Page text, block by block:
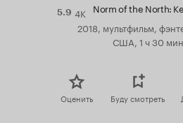
5.9Рейтинг
Кинопоиска
4K Norm of the North:
2018, мультфильм,
США, 1 ч 30
Оценить Буду смотреть